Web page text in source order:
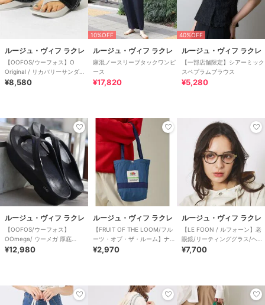
ルージュ・ヴィフ ラクレ
【OOFOS/ウーフォス】O
Original / リカバリーサンダル
【WEB限
¥8,580
10%OFF
ルージュ・ヴィフ ラクレ
麻混ノースリーブタックワンピ
ース
¥17,820
40%OFF
ルージュ・ヴィフ ラクレ
【一部店舗限定】シアーミック
スペプラムブラウス
¥5,280
ルージュ・ヴィフ ラクレ
【OOFOS/ウーフォス】
OOmega/ ウーメガ 厚底
【WEB限定】
¥12,980
ルージュ・ヴィフ ラクレ
【FRUIT OF THE LOOM/フル
ーツ・オブ・ザ・ルーム】ナイ
ロントート
¥2,970
ルージュ・ヴィフ ラクレ
【LE FOON / ルフォーン】老
眼鏡/リーティンググラス/ヘキ
サゴン/迷彩/
¥7,700